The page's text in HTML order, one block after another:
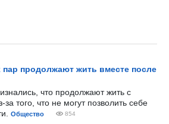
пар продолжают жить вместе после
что продолжают жить с
того, что не могут позволить себе
Общество 854